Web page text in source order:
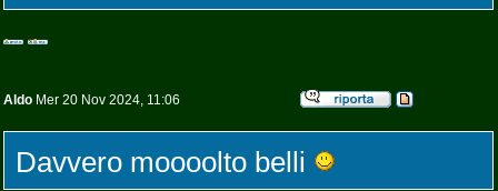
Aldo Mer 20 Nov 2024, 11:06
Davvero moooolto belli